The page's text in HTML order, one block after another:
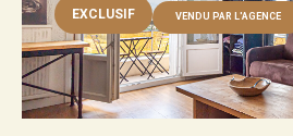
EXCLUSIF VENDU PAR L'AGENCE